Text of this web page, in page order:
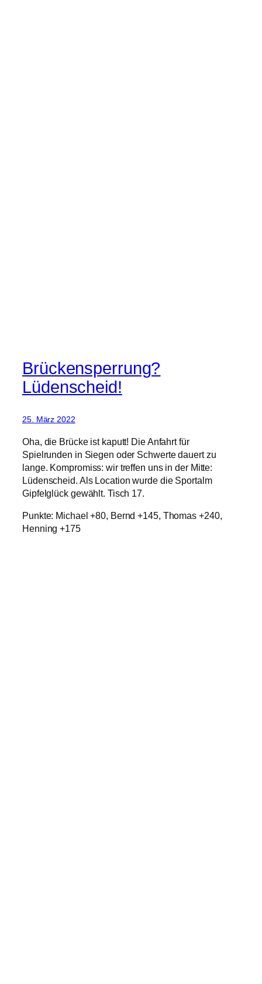
Brückensperrung?
Lüdenscheid!
25. März 2022
Oha, die Brücke ist kaputt! Die Anfahrt für
Spielrunden in Siegen oder Schwerte dauert zu
lange. Kompromiss: wir treffen uns in der Mitte:
Lüdenscheid. Als Location wurde die Sportalm
Gipfelglück gewählt. Tisch 17.
Punkte: Michael +80, Bernd +145, Thomas +240,
Henning +175